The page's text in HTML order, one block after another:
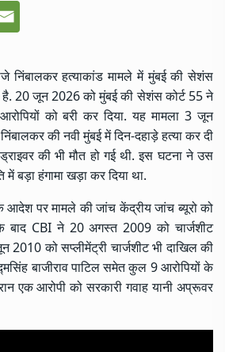
निंबालकर हत्याकांड मामले में मुंबई की सेशंस
है. 20 जून 2026 को मुंबई की सेशंस कोर्ट 55 ने
को बरी कर दिया. यह मामला 3 जून
की नवी मुंबई में दिन-दहाड़े हत्या कर दी
की भी मौत हो गई थी. इस घटना ने उस
में बड़ा हंगामा खड़ा कर दिया था.
आदेश पर मामले की जांच केंद्रीय जांच ब्यूरो को
बाद CBI ने 20 अगस्त 2009 को चार्जशीट
को सप्लीमेंट्री चार्जशीट भी दाखिल की
बाजीराव पाटिल समेत कुल 9 आरोपियों के
एक आरोपी को सरकारी गवाह यानी अप्रूवर